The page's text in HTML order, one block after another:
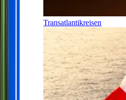
Transatlantikreisen